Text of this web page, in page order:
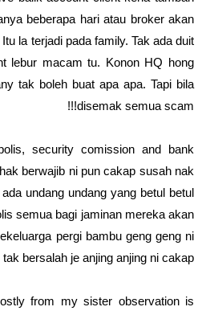
beberapa hari atau broker akan
la terjadi pada family. Tak ada duit
lebur macam tu. Konon HQ hong
tak boleh buat apa apa. Tapi bila
disemak semua scam!!!
security comission and bank
berwajib ni pun cakap susah nak
undang undang yang betul betul
semua bagi jaminan mereka akan
pergi bambu geng geng ni
bersalah je anjing anjing ni cakap.
from my sister observation is